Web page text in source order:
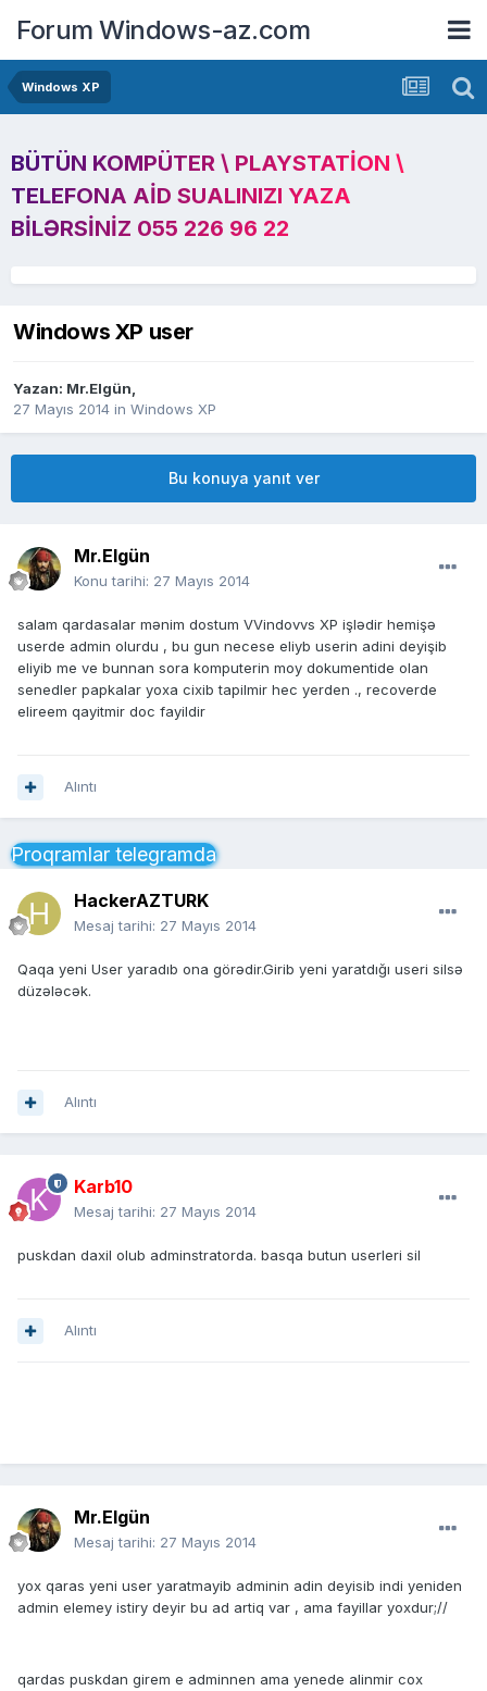
Forum Windows-az.com
Windows XP
BÜTÜN KOMPÜTER \ PLAYSTATION \
TELEFONA AID SUALINIZI YAZA
BILƏRSINIZ 055 226 96 22
Windows XP user
Yazan: Mr.Elgün,
27 Mayıs 2014 in Windows XP
Bu konuya yanıt ver
Mr.Elgün
Konu tarihi: 27 Mayıs 2014
salam qardasalar mənim dostum VVindovvs XP işlədir hemişə
userde admin olurdu , bu gun necese eliyb userin adini deyişib
eliyib me ve bunnan sora komputerin moy dokumentide olan
senedler papkalar yoxa cixib tapilmir hec yerden ., recoverde
elireem qayitmir doc fayildir
Alıntı
Proqramlar telegramda
HackerAZTURK
Mesaj tarihi: 27 Mayıs 2014
Qaqa yeni User yaradıb ona görədir.Girib yeni yaratdığı useri silsə
düzələcək.
Alıntı
Karb10
Mesaj tarihi: 27 Mayıs 2014
puskdan daxil olub adminstratorda. basqa butun userleri sil
Alıntı
Mr.Elgün
Mesaj tarihi: 27 Mayıs 2014
yox qaras yeni user yaratmayib adminin adin deyisib indi yeniden
admin elemey istiry deyir bu ad artiq var , ama fayillar yoxdur;//
qardas puskdan girem e adminnen ama yenede alinmir cox